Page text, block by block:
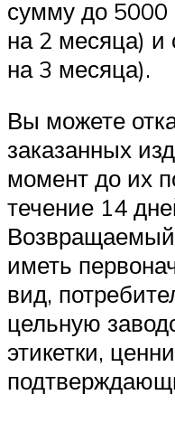
сумму до 5000
на 2 месяца) и
на 3 месяца).
Вы можете
заказанных
момент до их
течение 14
иметь
вид,
цельную
этикетки,